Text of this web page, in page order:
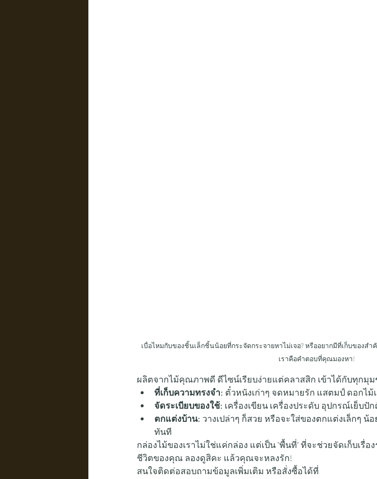
เบื่อไหมกับของชิ้นเล็กชิ้นน้อยที่กระจัดกระจายหาไม่เจอ? หรืออยากมีที่เก็บของส
เราคือคำตอบที่คุณมองหา!
ผลิตจากไม้คุณภาพดี ดีไซน์เรียบง่ายแต่คลาสสิก เข้าได้กับทุกมุม
ที่เก็บความทรงจำ: ตั๋วหนังเก่าๆ จดหมายรัก แสตมป์ ดอกไ
จัดระเบียบของใช้: เครื่องเขียน เครื่องประดับ อุปกรณ์เย็บ
ตกแต่งบ้าน: วางเปล่าๆ ก็สวย หรือจะใส่ของตกแต่งเล็กๆ น้
ทันที
กล่องไม้ของเราไม่ใช่แค่กล่อง แต่เป็น "พื้นที่" ที่จะช่วยจัดเก็บเรื่อ
ชีวิตของคุณ ลองดูสิคะ แล้วคุณจะหลงรัก!
สนใจติดต่อสอบถามข้อมูลเพิ่มเติม หรือสั่งซื้อได้ที่